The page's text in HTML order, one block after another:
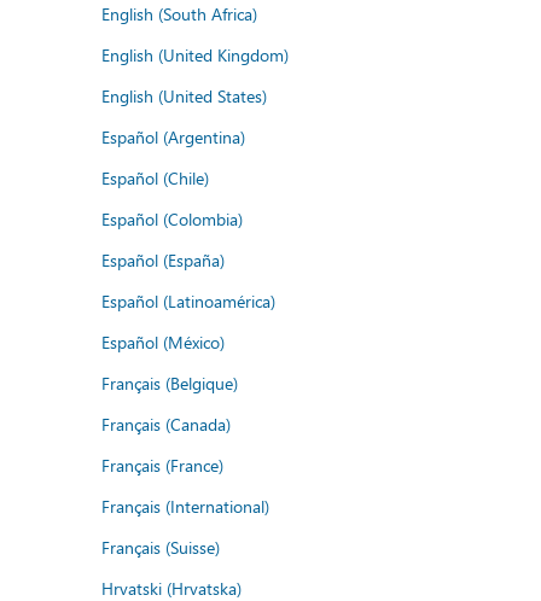
English (South Africa)
English (United Kingdom)
English (United States)
Español (Argentina)
Español (Chile)
Español (Colombia)
Español (España)
Español (Latinoamérica)
Español (México)
Français (Belgique)
Français (Canada)
Français (France)
Français (International)
Français (Suisse)
Hrvatski (Hrvatska)